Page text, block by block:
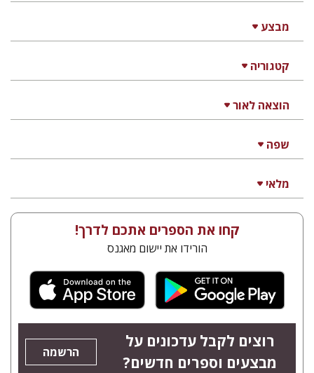
מבצע
קטגוריה
הוצאה לאור
שפה
מלאי
קחו את הספרים אתכם לדרך!
הורידו את יישום מאגנס
רוצים לקבל עדכונים על
מבצעים וספרים חדשים?
הרשמה